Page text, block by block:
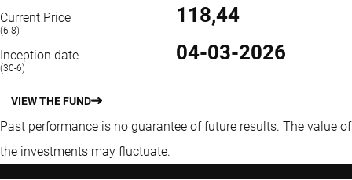
Current Price
(6-8)
118,44
Inception date
(30-6)
04-03-2026
VIEW THE FUND
Past performance is no guarantee of future results. The value of
the investments may fluctuate.